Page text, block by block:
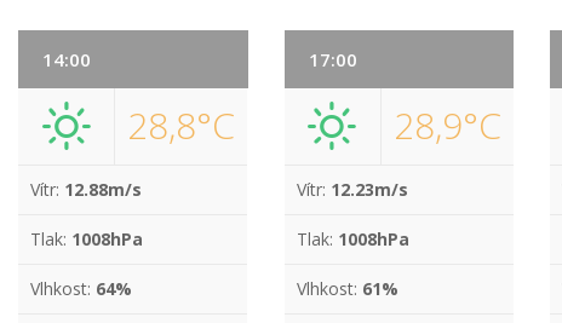
14:00
28,8°C
Vítr: 12.88m/s
Tlak: 1008hPa
Vlhkost: 64%
17:00
28,9°C
Vítr: 12.23m/s
Tlak: 1008hPa
Vlhkost: 61%